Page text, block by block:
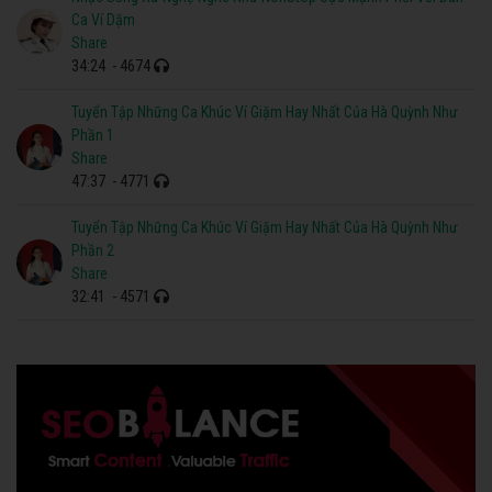
Ca Ví Dặm
Share
34:24 - 4674
Tuyển Tập Những Ca Khúc Ví Giặm Hay Nhất Của Hà Quỳnh Như
Phần 1
Share
47:37 - 4771
Tuyển Tập Những Ca Khúc Ví Giặm Hay Nhất Của Hà Quỳnh Như
Phần 2
Share
32:41
- 4571